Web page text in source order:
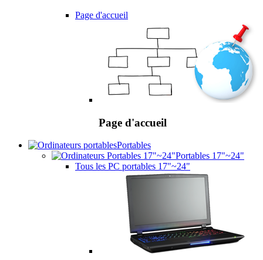
Page d'accueil
Page d'accueil
Portables
Portables 17"~24"
Tous les PC portables 17"~24"